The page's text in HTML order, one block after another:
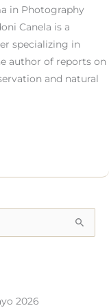
in Photography
Canela is a
specializing in
author of reports on
and natural
2026